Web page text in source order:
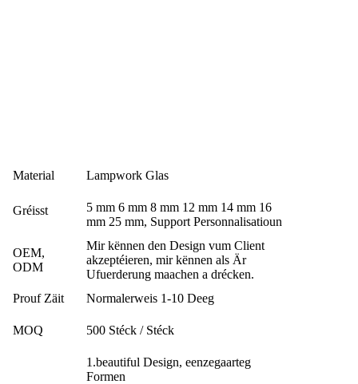
Material Lampwork Glas
Gréisst
5 mm 6 mm 8 mm 12 mm 14 mm 16
mm 25 mm, Support Personnalisatioun
OEM,
ODM
Mir kënnen den Design vum Client
akzeptéieren, mir kënnen als Är
Ufuerderung maachen a drécken.
Prouf Zäit
Normalerweis 1-10 Deeg
MOQ 500 Stéck / Stéck
1.beautiful Design, eenzegaarteg
Formen